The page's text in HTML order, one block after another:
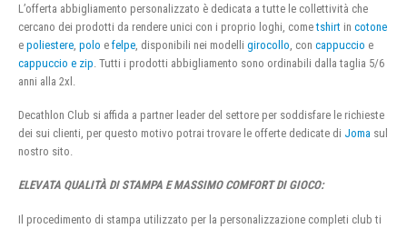
L’offerta abbigliamento personalizzato è dedicata a tutte le collettività che
cercano dei prodotti da rendere unici con i proprio loghi, cometshirt in cotone
e poliestere polo e felpe , disponibili nei modelli girocollo , con cappuccio e
cappuccio e zip . Tutti i prodotti abbigliamento sono ordinabili dalla taglia 5/6
anni alla 2xl.
Decathlon Club si affida a partner leader del settore per soddisfare le richieste
dei sui clienti, per questo motivo potrai trovare le offerte dedicate di Joma sul
nostro sito.
ELEVATA QUALITÀ DI STAMPA E MASSIMO COMFORT DI GIOCO:
Il procedimento di stampa utilizzato per la personalizzazione completi club ti